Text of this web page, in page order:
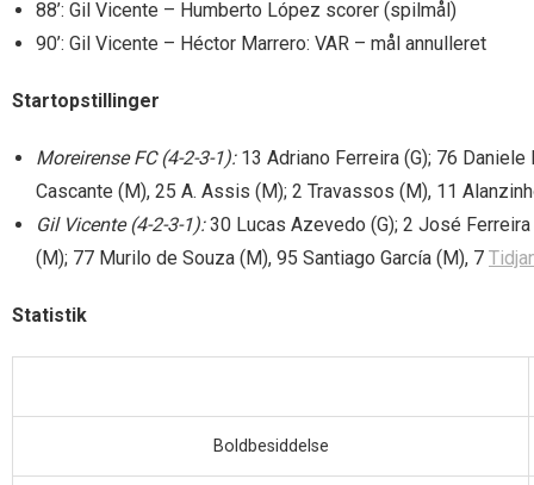
88’: Gil Vicente – Humberto López scorer (spilmål)
90’: Gil Vicente – Héctor Marrero: VAR – mål annulleret
Startopstillinger
Moreirense FC (4-2-3-1):13 Adriano Ferreira (G); 76
Cascante (M), 25 A. Assis (M); 2 Travassos (M), 11
Gil Vicente (4-2-3-1):30 Lucas Azevedo (G); 2 José
(M); 77 Murilo de Souza (M), 95 Santiago García (M), 7
Statistik
Boldbesiddelse